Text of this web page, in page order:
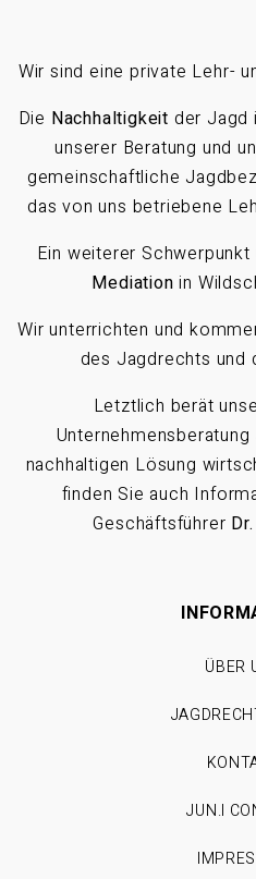
Wir sind eine private Lehr-
Die Nachhaltigkeit der Jagd
unserer Beratung und
gemeinschaftliche
das von uns betriebene
Ein weiterer
Mediation in
Wir unterrichten und
des Jagdrechts und
Letztlich berät
Unternehmensberatung
nachhaltigen Lösung
finden Sie auch
Geschäftsführer
ÜBER
JUN.I